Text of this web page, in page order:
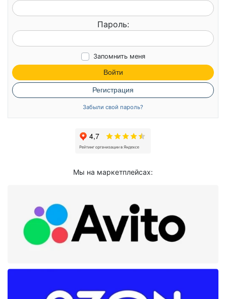
Пароль:
Запомнить меня
Войти
Регистрация
Забыли свой пароль?
Мы на маркетплейсах: